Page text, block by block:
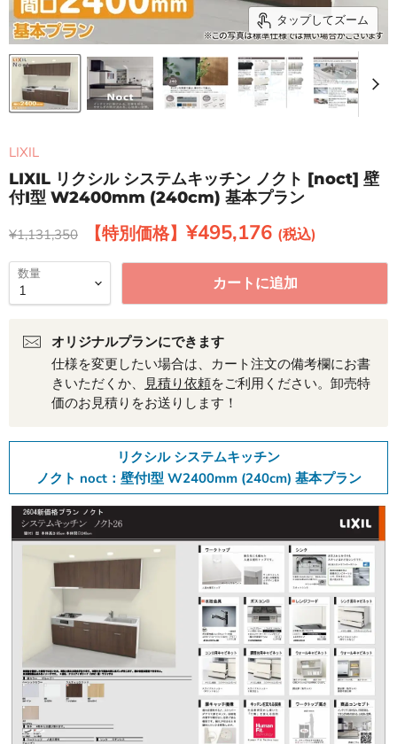
タップしてズーム
LIXIL
LIXIL リクシル システムキッチン ノクト [noct] 壁
付I型 W2400mm (240cm) 基本プラン
元の価格
¥1,131,350 現在の価格
¥495,176
数量 カートに追加
オリジナルプランにできます
仕様を変更したい場合は、カート注文の備考欄にお書
きいただくか、 見積り依頼をご利用ください。卸売特
価のお見積りをお送りします！
リクシル システムキッチン
ノクト noct：壁付I型 W2400mm (240cm) 基本プラン